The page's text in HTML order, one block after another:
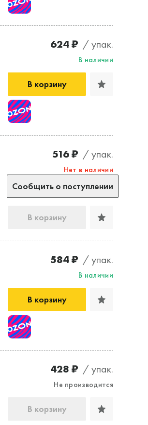
624 ₽ / упак.
В наличии
В корзину
516 ₽ / упак.
Нет в наличии
Сообщить о поступлении
В корзину
584 ₽ / упак.
В наличии
В корзину
428 ₽ / упак.
Не производится
В корзину